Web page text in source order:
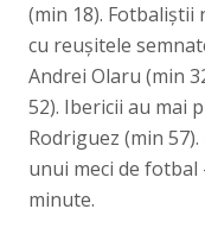
(min 18).
cu reușitele
Andrei Olaru (min
52). Ibericii au mai
Rodriguez (min
unui meci de fotbal
minute.